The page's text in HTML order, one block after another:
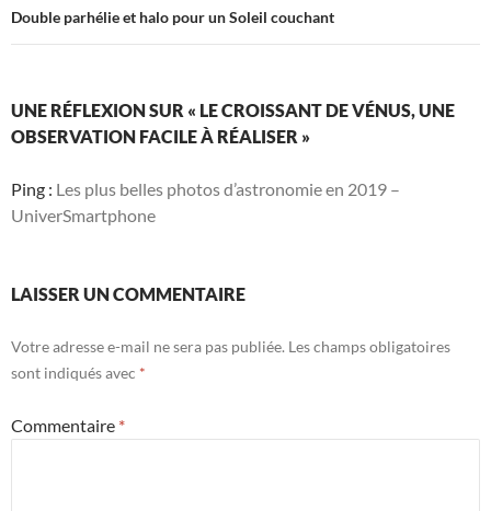
Double parhélie et halo pour un Soleil couchant
UNE RÉFLEXION SUR « LE CROISSANT DE VÉNUS, UNE
OBSERVATION FACILE À RÉALISER »
Ping : Les plus belles photos d’astronomie en 2019 –
UniverSmartphone
LAISSER UN COMMENTAIRE
Votre adresse e-mail ne sera pas publiée. Les champs obligatoires
sont indiqués avec *
Commentaire *